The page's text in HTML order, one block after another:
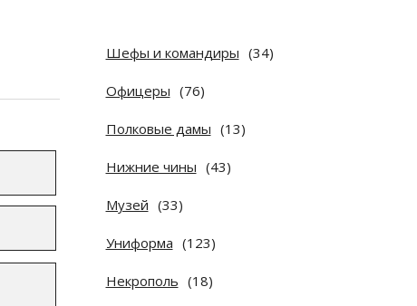
Шефы и командиры (34)
Офицеры (76)
Полковые дамы (13)
Нижние чины (43)
Музей (33)
Униформа (123)
Некрополь (18)